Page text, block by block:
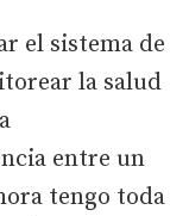
el sistema de
la salud
entre un
tengo toda